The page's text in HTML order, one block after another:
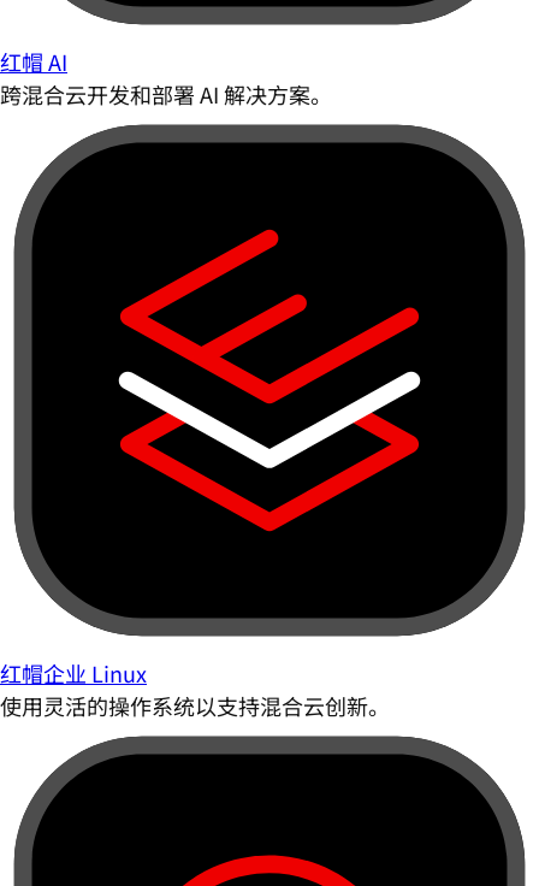
红帽 AI
跨混合云开发和部署 AI 解决方案。
红帽企业 Linux
使用灵活的操作系统以支持混合云创新。